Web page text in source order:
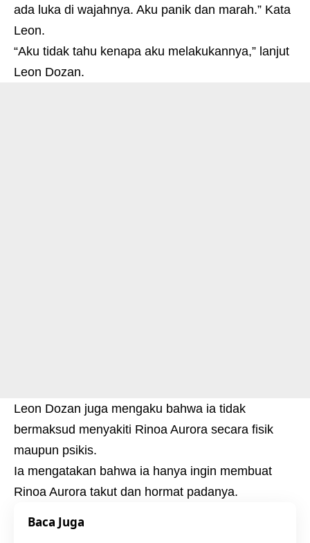
ada luka di wajahnya. Aku panik dan marah.” Kata
Leon.
“Aku tidak tahu kenapa aku melakukannya,” lanjut
Leon Dozan.
Leon Dozan juga mengaku bahwa ia tidak
bermaksud menyakiti Rinoa Aurora secara fisik
maupun psikis.
Ia mengatakan bahwa ia hanya ingin membuat
Rinoa Aurora takut dan hormat padanya.
Baca Juga